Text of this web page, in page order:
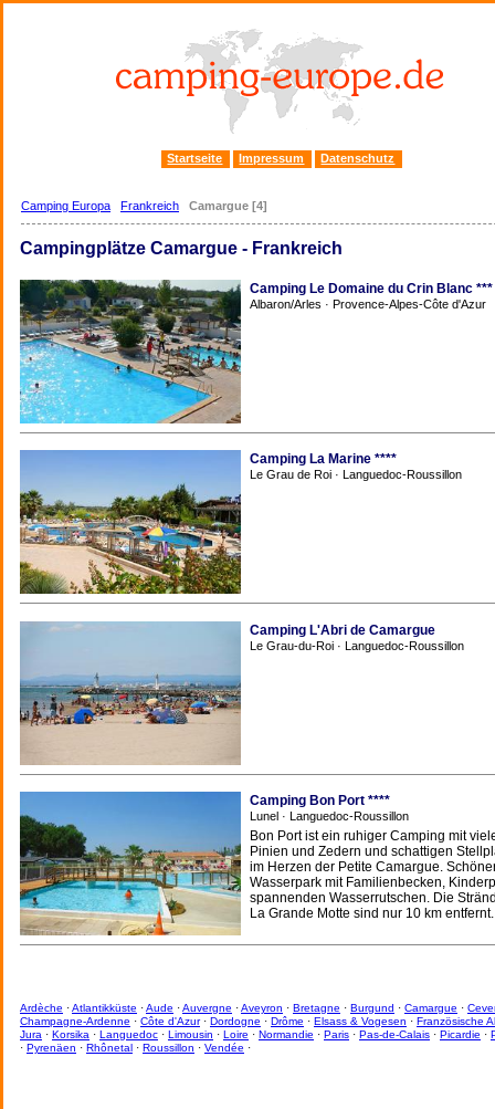
Startseite Impressum Datenschutz
Camping Europa Frankreich Camargue [4]
Campingplätze Camargue - Frankreich
Camping Le Domaine du Crin Blanc ***
Albaron/Arles · Provence-Alpes-Côte d'Azur
Camping La Marine ****
Le Grau de Roi · Languedoc-Roussillon
Camping L'Abri de Camargue
Le Grau-du-Roi · Languedoc-Roussillon
Camping Bon Port ****
Lunel · Languedoc-Roussillon
Bon Port ist ein ruhiger Camping mit
Pinien und Zedern und schattigen
im Herzen der Petite Camargue.
Wasserpark mit Familienbecken,
spannenden Wasserrutschen. Die
La Grande Motte sind nur 10 km entfernt.
Ardèche ·Atlantikküste ·Aude ·Auvergne ·Aveyron · Bretagne · Burgund · Camargue ·
Champagne-Ardenne · Côte d'Azur· Dordogne · Drôme · Elsass & Vogesen · Französische
Jura · Korsika · Languedoc · Limousin · Loire · Normandie · Paris · Pas-de-Calais · Picardie ·
· Pyrenäen · Rhônetal · Roussillon · Vendée ·